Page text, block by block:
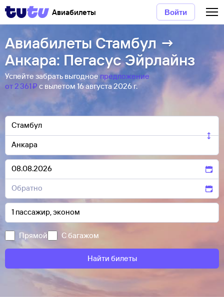
Авиабилеты Войти
Авиабилеты Стамбул →
Анкара: Пегасус Эйрлайнз
Успейте забрать выгодноепредложение
от 2 ⁠361 ⁠₽ с вылетом 16 августа 2026 г.
Прямой С багажом
Найти билеты